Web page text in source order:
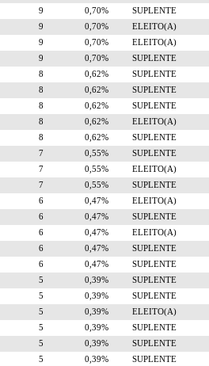
9 0,70%
SUPLENTE
9 0,70%
ELEITO(A)
9 0,70%
ELEITO(A)
9 0,70%
SUPLENTE
8 0,62%
SUPLENTE
8 0,62%
SUPLENTE
8 0,62%
SUPLENTE
8 0,62%
ELEITO(A)
8 0,62%
SUPLENTE
7 0,55%
SUPLENTE
7 0,55%
ELEITO(A)
7 0,55%
SUPLENTE
6 0,47%
ELEITO(A)
6 0,47%
SUPLENTE
6 0,47%
ELEITO(A)
6 0,47%
SUPLENTE
6 0,47%
SUPLENTE
5 0,39%
SUPLENTE
5 0,39%
SUPLENTE
5 0,39%
ELEITO(A)
5 0,39%
SUPLENTE
5 0,39%
SUPLENTE
5 0,39%
SUPLENTE